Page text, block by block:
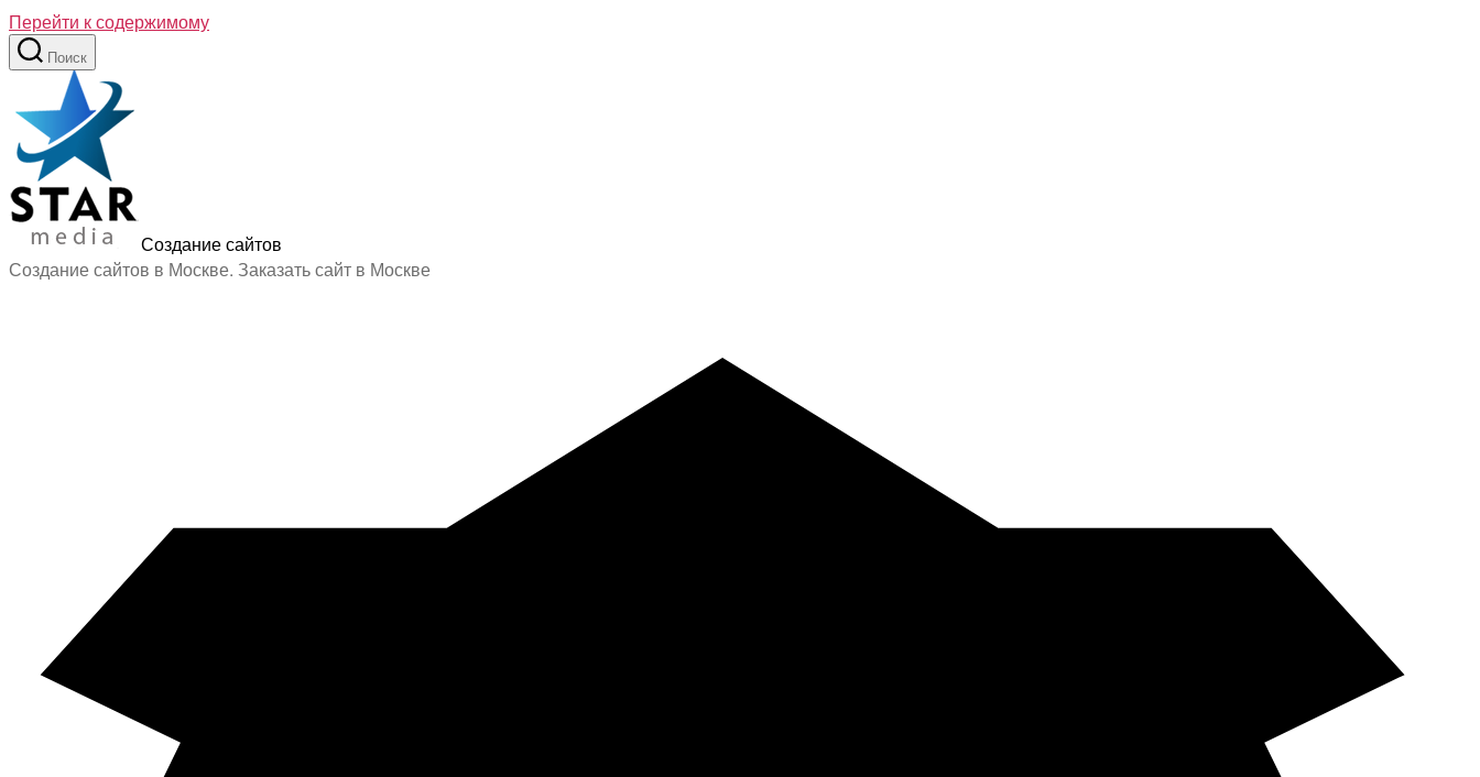
Перейти к содержимому
Поиск
Создание сайтов
Создание сайтов в Москве. Заказать сайт в Москве